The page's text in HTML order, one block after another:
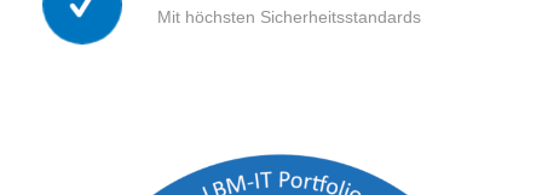
Mit höchsten Sicherheitsstandards